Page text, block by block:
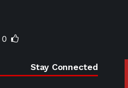
0
Stay Connected